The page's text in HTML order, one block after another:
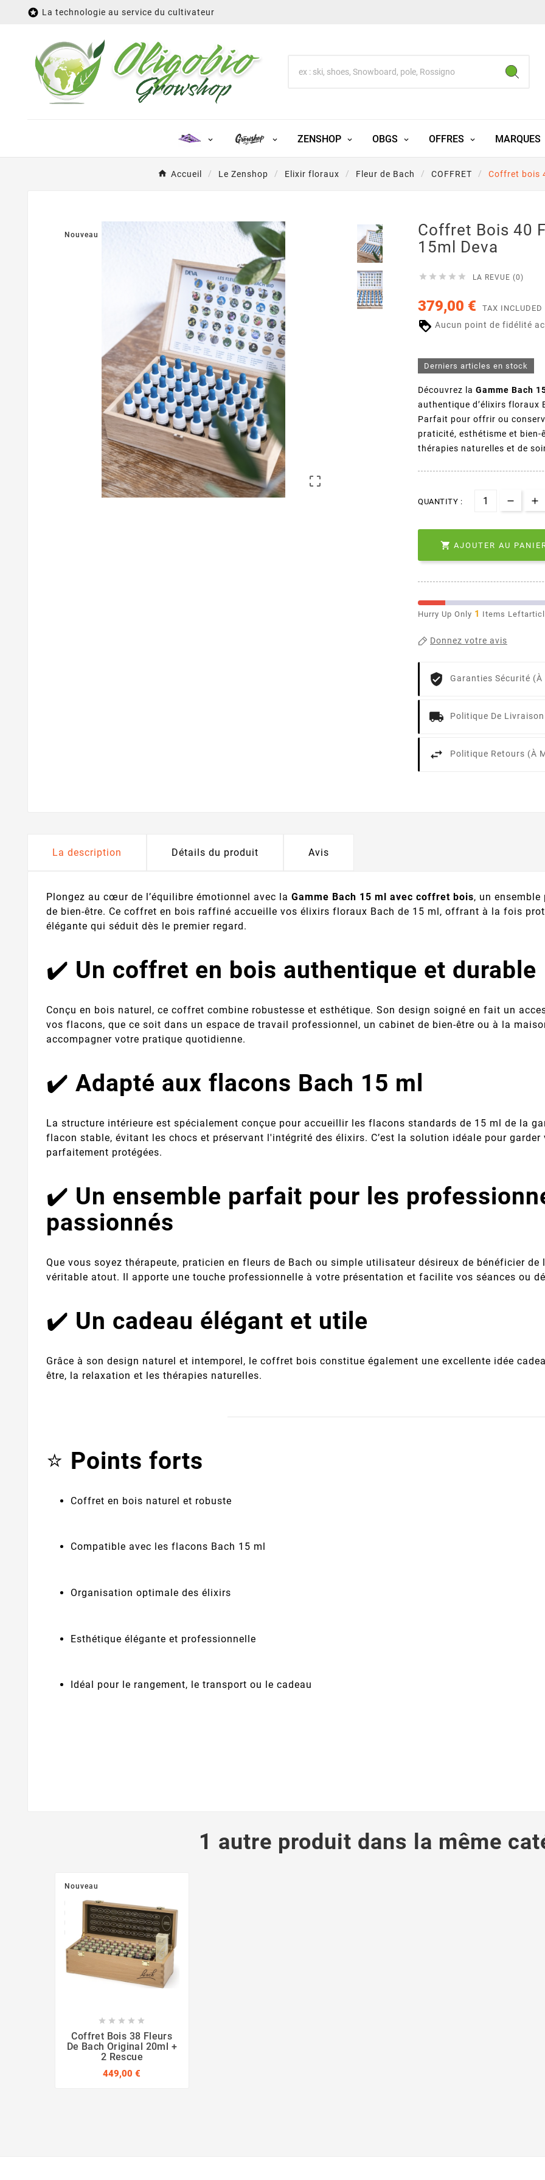
 La technologie au service du cultivateur
ZENSHOP OBGS OFFRES MARQUES
Accueil Le Zenshop Elixir floraux Fleur de Bach COFFRET Coffret bois
Nouveau

Coffret Bois 40
15ml Deva
     LA REVUE (0)
379,00 € TAX INCLUDED
Aucun point de fidélité
Derniers articles en stock
Découvrez la Gamme Bach
authentique d’élixirs floraux
Parfait pour offrir ou
praticité, esthétisme et bien-
thérapies naturelles et de
QUANTITY :
 AJOUTER AU
Hurry Up Only 1 Items
Donnez votre avis
Garanties Sécurité (à
Politique De
Politique Retours (à
La description Détails du produit Avis
Plongez au cœur de l’équilibre émotionnel avec la Gamme Bach 15 ml avec coffret bois, un
de bien-être. Ce coffret en bois raffiné accueille vos élixirs floraux Bach de 15 ml, offrant à la fois
élégante qui séduit dès le premier regard.
✔️ Un coffret en bois authentique et durable
Conçu en bois naturel, ce coffret combine robustesse et esthétique. Son design soigné en fait un
vos flacons, que ce soit dans un espace de travail professionnel, un cabinet de bien-être ou à la
accompagner votre pratique quotidienne.
✔️ Adapté aux flacons Bach 15 ml
La structure intérieure est spécialement conçue pour accueillir les flacons standards de 15 ml de la
flacon stable, évitant les chocs et préservant l'intégrité des élixirs. C’est la solution idéale pour
parfaitement protégées.
✔️ Un ensemble parfait pour les
passionnés
Que vous soyez thérapeute, praticien en fleurs de Bach ou simple utilisateur désireux de bénéficier
véritable atout. Il apporte une touche professionnelle à votre présentation et facilite vos séances ou
✔️ Un cadeau élégant et utile
Grâce à son design naturel et intemporel, le coffret bois constitue également une excellente idée
être, la relaxation et les thérapies naturelles.
⭐ Points forts
Coffret en bois naturel et robuste
Compatible avec les flacons Bach 15 ml
Organisation optimale des élixirs
Esthétique élégante et professionnelle
Idéal pour le rangement, le transport ou le cadeau
1 autre produit dans la même
Nouveau
    
Coffret Bois 38 Fleurs
De Bach Original 20ml +
2 Rescue
449,00 €